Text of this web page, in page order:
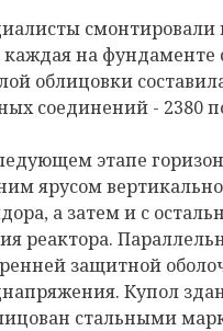
на фундаменте
облицовки
соединений - 2380
этапе
ярусом
а затем и с
реактора.
защитной
Купол
стальными